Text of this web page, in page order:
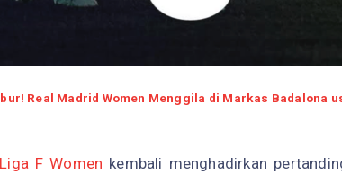
Real Madrid Women Menggila di Markas Badalona
Liga F Women kembali menghadirkan